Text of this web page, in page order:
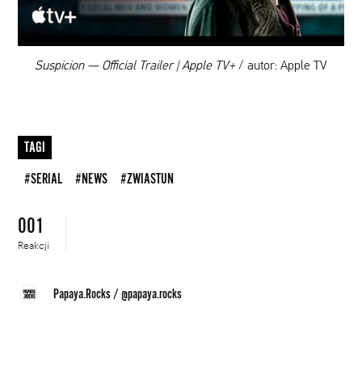
00:00
Suspicion — Official Trailer | Apple TV+/ autor: Apple TV
TAGI
#SERIAL #NEWS #ZWIASTUN
001
Reakcji
Papaya.Rocks /@papaya.rocks